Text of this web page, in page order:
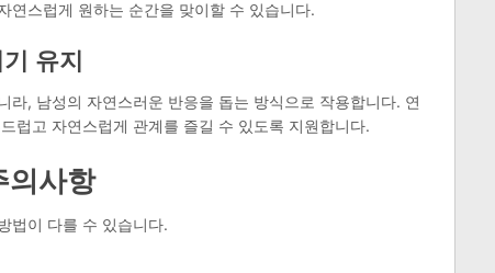
연스럽게 원하는 순간을 맞이할 수 있습니다.
유지
라, 남성의 자연스러운 반응을 돕는 방식으로 작용합니다. 연
럽고 자연스럽게 관계를 즐길 수 있도록 지원합니다.
의사항
법이 다를 수 있습니다.